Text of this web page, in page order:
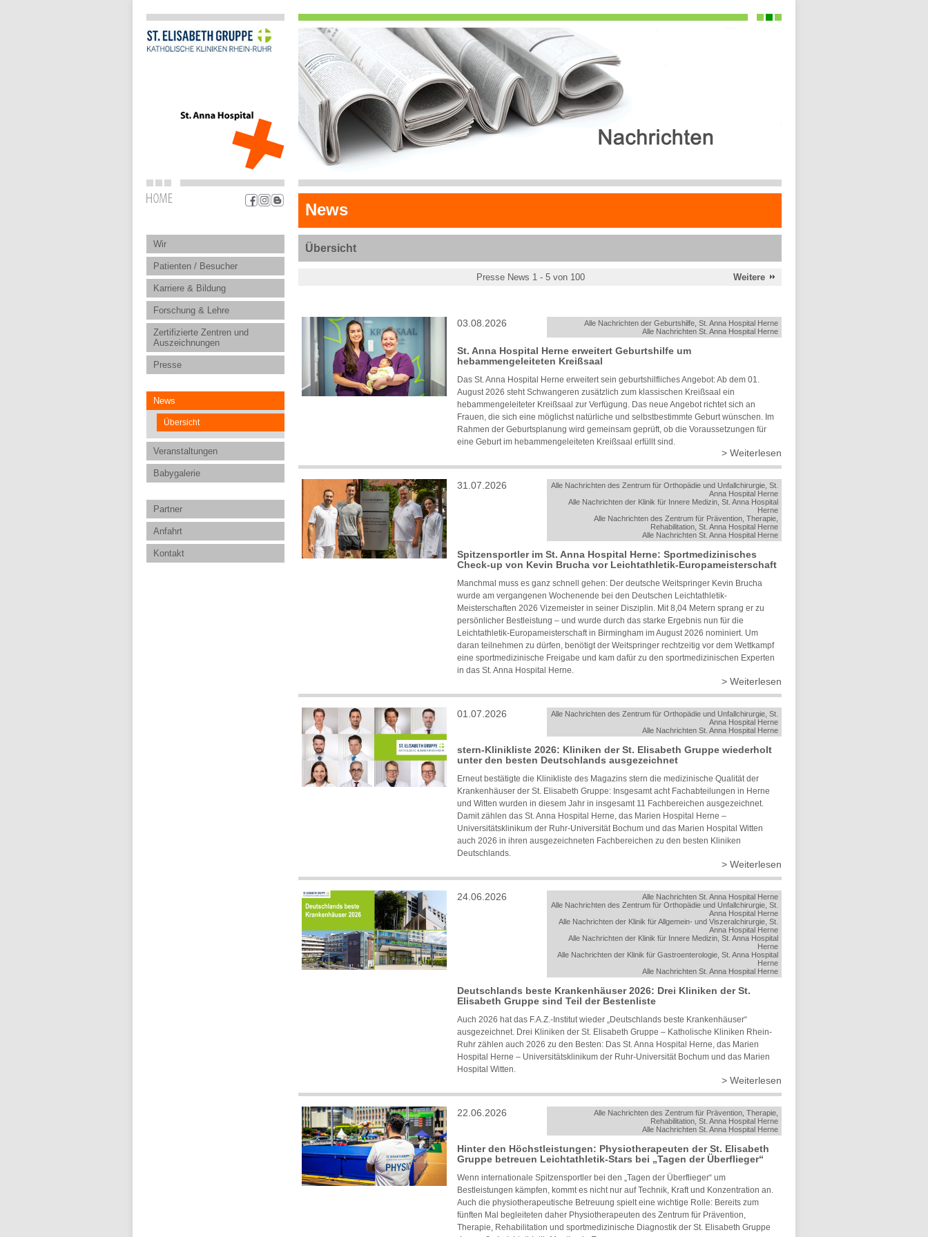
News
Wir
Patienten / Besucher
Karriere & Bildung
Forschung & Lehre
Zertifizierte Zentren und
Auszeichnungen
Presse
News
Übersicht
Veranstaltungen
Babygalerie
Partner
Anfahrt
Kontakt
Übersicht
Presse News 1 - 5 von 100 Weitere
03.08.2026
Alle Nachrichten der Geburtshilfe, St. Anna Hospital Herne
Alle Nachrichten St. Anna Hospital Herne
St. Anna Hospital Herne erweitert Geburtshilfe um
hebammengeleiteten Kreißsaal
Das St. Anna Hospital Herne erweitert sein geburtshilfliches Angebot: Ab dem 01.
August 2026 steht Schwangeren zusätzlich zum klassischen Kreißsaal ein
hebammengeleiteter Kreißsaal zur Verfügung. Das neue Angebot richtet sich an
Frauen, die sich eine möglichst natürliche und selbstbestimmte Geburt wünschen. Im
Rahmen der Geburtsplanung wird gemeinsam geprüft, ob die Voraussetzungen für
eine Geburt im hebammengeleiteten Kreißsaal erfüllt sind.
> Weiterlesen
31.07.2026
Alle Nachrichten des Zentrum für Orthopädie und Unfallchirurgie, St.
Anna Hospital Herne
Alle Nachrichten der Klinik für Innere Medizin, St. Anna Hospital
Herne
Alle Nachrichten des Zentrum für Prävention, Therapie,
Rehabilitation, St. Anna Hospital Herne
Alle Nachrichten St. Anna Hospital Herne
Spitzensportler im St. Anna Hospital Herne: Sportmedizinisches
Check-up von Kevin Brucha vor Leichtathletik-Europameisterschaft
Manchmal muss es ganz schnell gehen: Der deutsche Weitspringer Kevin Brucha
wurde am vergangenen Wochenende bei den Deutschen Leichtathletik-
Meisterschaften 2026 Vizemeister in seiner Disziplin. Mit 8,04 Metern sprang er zu
persönlicher Bestleistung – und wurde durch das starke Ergebnis nun für die
Leichtathletik-Europameisterschaft in Birmingham im August 2026 nominiert. Um
daran teilnehmen zu dürfen, benötigt der Weitspringer rechtzeitig vor dem Wettkampf
eine sportmedizinische Freigabe und kam dafür zu den sportmedizinischen Experten
in das St. Anna Hospital Herne.
> Weiterlesen
01.07.2026
Alle Nachrichten des Zentrum für Orthopädie und Unfallchirurgie, St.
Anna Hospital Herne
Alle Nachrichten St. Anna Hospital Herne
stern-Klinikliste 2026: Kliniken der St. Elisabeth Gruppe wiederholt
unter den besten Deutschlands ausgezeichnet
Erneut bestätigte die Klinikliste des Magazins stern die medizinische Qualität der
Krankenhäuser der St. Elisabeth Gruppe: Insgesamt acht Fachabteilungen in Herne
und Witten wurden in diesem Jahr in insgesamt 11 Fachbereichen ausgezeichnet.
Damit zählen das St. Anna Hospital Herne, das Marien Hospital Herne –
Universitätsklinikum der Ruhr-Universität Bochum und das Marien Hospital Witten
auch 2026 in ihren ausgezeichneten Fachbereichen zu den besten Kliniken
Deutschlands.
> Weiterlesen
24.06.2026
Alle Nachrichten St. Anna Hospital Herne
Alle Nachrichten des Zentrum für Orthopädie und Unfallchirurgie, St.
Anna Hospital Herne
Alle Nachrichten der Klinik für Allgemein- und Viszeralchirurgie, St.
Anna Hospital Herne
Alle Nachrichten der Klinik für Innere Medizin, St. Anna Hospital
Herne
Alle Nachrichten der Klinik für Gastroenterologie, St. Anna Hospital
Herne
Alle Nachrichten St. Anna Hospital Herne
Deutschlands beste Krankenhäuser 2026: Drei Kliniken der St.
Elisabeth Gruppe sind Teil der Bestenliste
Auch 2026 hat das F.A.Z.-Institut wieder „Deutschlands beste Krankenhäuser“
ausgezeichnet. Drei Kliniken der St. Elisabeth Gruppe – Katholische Kliniken Rhein-
Ruhr zählen auch 2026 zu den Besten: Das St. Anna Hospital Herne, das Marien
Hospital Herne – Universitätsklinikum der Ruhr-Universität Bochum und das Marien
Hospital Witten.
> Weiterlesen
22.06.2026
Alle Nachrichten des Zentrum für Prävention, Therapie,
Rehabilitation, St. Anna Hospital Herne
Alle Nachrichten St. Anna Hospital Herne
Hinter den Höchstleistungen: Physiotherapeuten der St. Elisabeth
Gruppe betreuen Leichtathletik-Stars bei „Tagen der Überflieger“
Wenn internationale Spitzensportler bei den „Tagen der Überflieger“ um
Bestleistungen kämpfen, kommt es nicht nur auf Technik, Kraft und Konzentration an.
Auch die physiotherapeutische Betreuung spielt eine wichtige Rolle: Bereits zum
fünften Mal begleiteten daher Physiotherapeuten des Zentrum für Prävention,
Therapie, Rehabilitation und sportmedizinische Diagnostik der St. Elisabeth Gruppe